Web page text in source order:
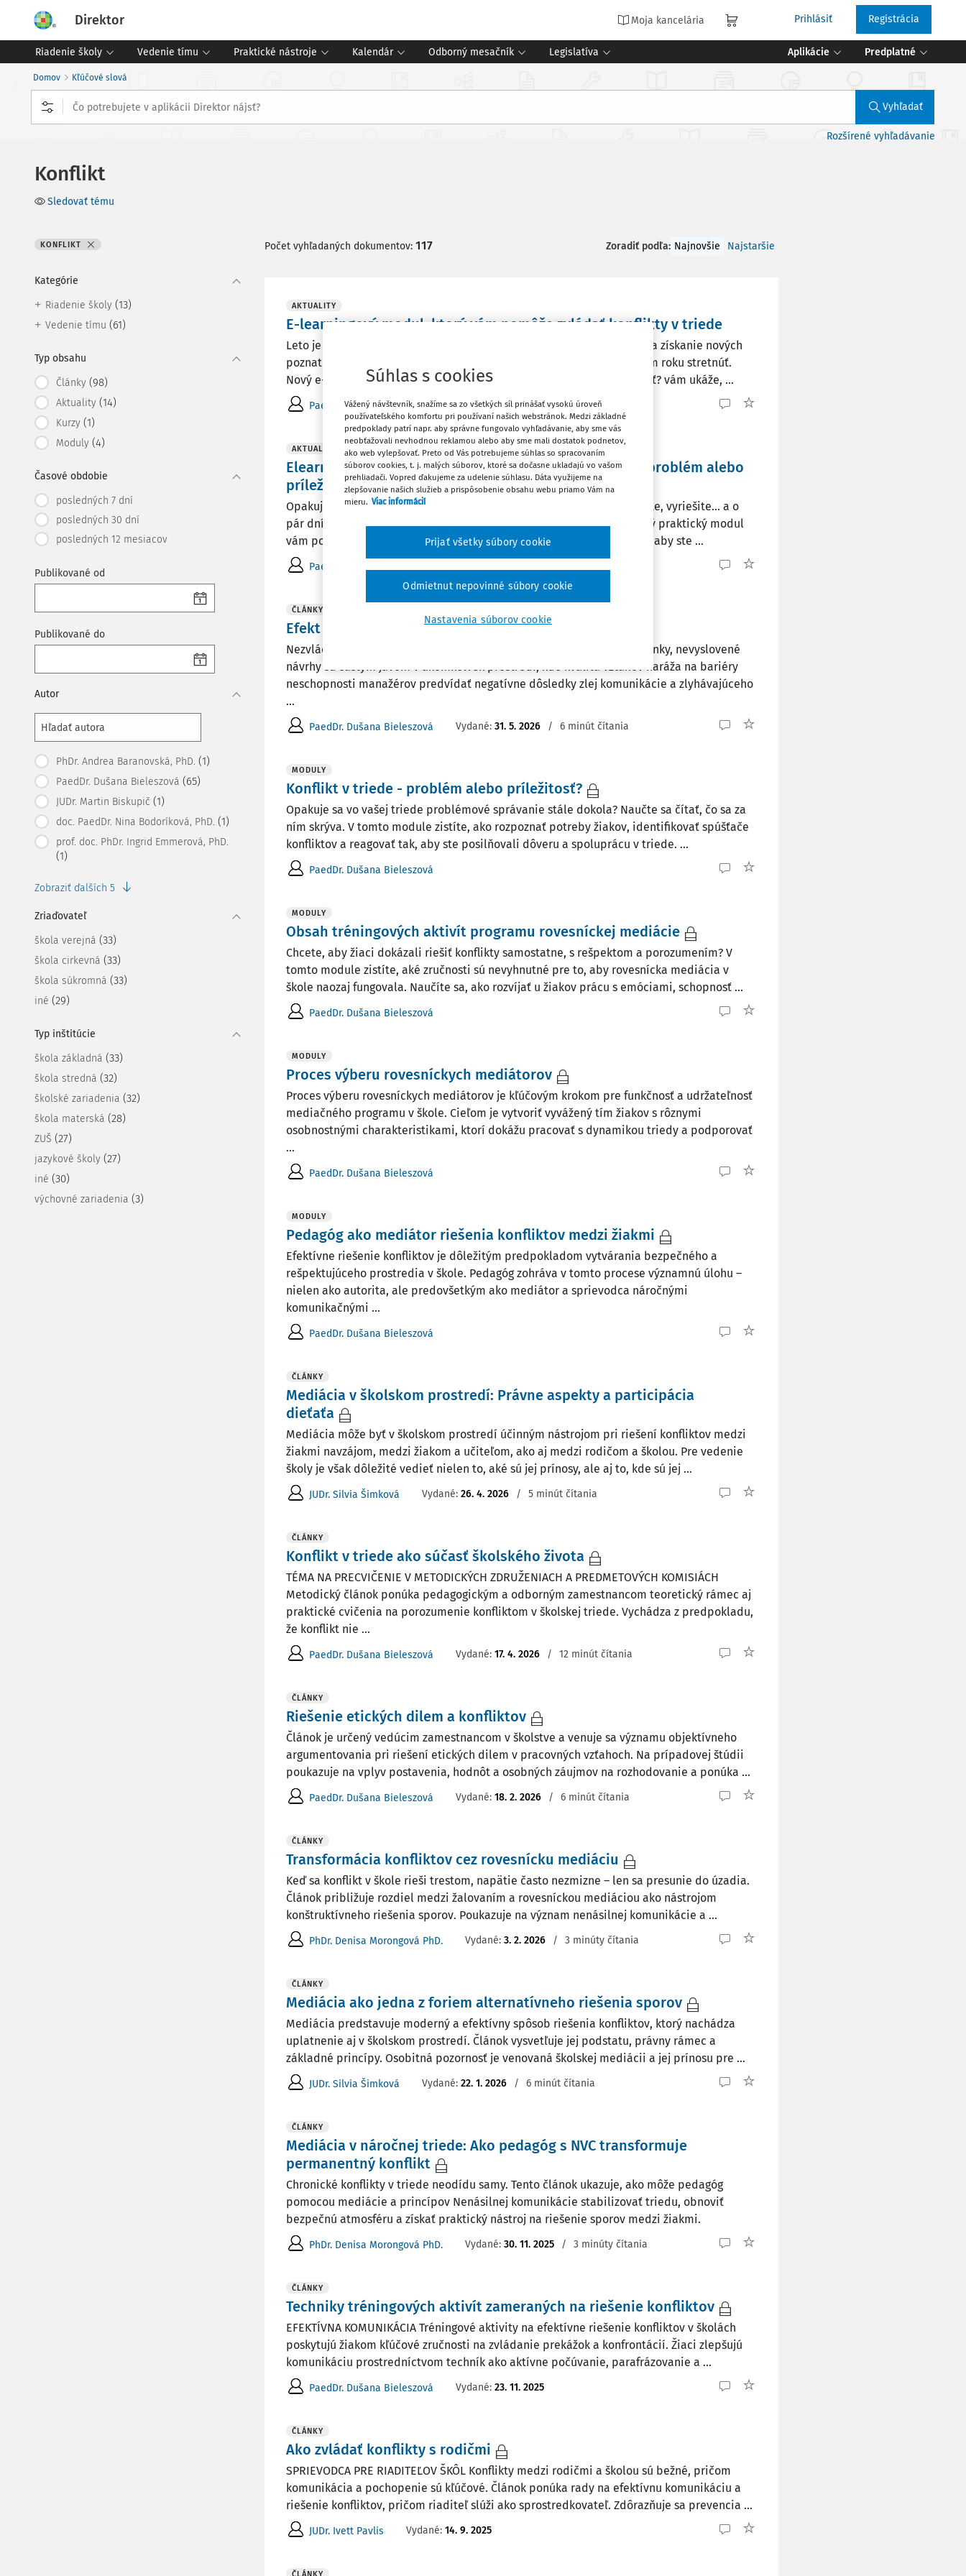
Direktor Moja kancelária Prihlásiť Registrácia
Riadenie školy Vedenie tímu Praktické nástroje Kalendár Odborný mesačník Legislatíva Aplikácie Predplatné
Domov Kľúčové slová
Vyhľadať
Rozšírené vyhľadávanie
Konflikt
Sledovať tému
KONFLIKT
Kategórie
Riadenie školy (13)
Vedenie tímu (61)
Typ obsahu
Články (98)
Aktuality (14)
Kurzy (1)
Moduly (4)
Časové obdobie
posledných 7 dní
posledných 30 dní
posledných 12 mesiacov
Publikované od
Publikované do
Autor
PhDr. Andrea Baranovská, PhD. (1)
PaedDr. Dušana Bieleszová (65)
JUDr. Martin Biskupič (1)
doc. PaedDr. Nina Bodoríková, PhD. (1)
prof. doc. PhDr. Ingrid Emmerová, PhD.
(1)
Zobraziť ďalších 5
Zriaďovateľ
škola verejná (33)
škola cirkevná (33)
škola súkromná (33)
iné (29)
Typ inštitúcie
škola základná (33)
škola stredná (32)
školské zariadenia (32)
škola materská (28)
ZUŠ (27)
jazykové školy (27)
iné (30)
výchovné zariadenia (3)
Počet vyhľadaných dokumentov: 117 Zoradiť podľa: Najnovšie Najstaršie
AKTUALITY
E-learningový modul, ktorý vám pomôže zvládať konflikty v triede
Leto je ideálny čas na profesijný rozvoj. Využite pokojnejšie obdobie na získanie nových
poznatkov a pripravte sa na situácie, ktoré vás môžu v novom školskom roku stretnúť.
Nový e-learningový modul Konflikt v triede – problém alebo príležitosť? vám ukáže, ...
PaedDr. Dušana Bieleszová Vydané:19. 7. 2026 / 2 minúty čítania
AKTUALITY
Elearningové vzdelávanie v ponuke: Konflikt v triede - problém alebo
príležitosť?
Opakuje sa vo vašej triede ten istý problém stále dokola? Napomeniete, vyriešite… a o
pár dní ste tam znova? Možno neriešite príčinu, ale len dôsledok. Nový praktický modul
vám pomôže naučiť sa čítať medzi riadkami správania a reagovať tak, aby ste ...
PaedDr. Dušana Bieleszová
ČLÁNKY
Efekt motýlieho krídla a rozhodnutia riaditeľa
Nezvládnuté názorové rozdiely, pretrvávajúce spory, potláčané myšlienky, nevyslovené
návrhy sú častým javom v akomkoľvek prostredí, kde kvalita vzťahov naráža na bariéry
neschopnosti manažérov predvídať negatívne dôsledky zlej komunikácie a zlyhávajúceho
...
PaedDr. Dušana Bieleszová Vydané: 31. 5. 2026 / 6 minút čítania
MODULY
Konflikt v triede - problém alebo príležitosť?
Opakuje sa vo vašej triede problémové správanie stále dokola? Naučte sa čítať, čo sa za
ním skrýva. V tomto module zistíte, ako rozpoznať potreby žiakov, identifikovať spúšťače
konfliktov a reagovať tak, aby ste posilňovali dôveru a spoluprácu v triede. ...
PaedDr. Dušana Bieleszová
MODULY
Obsah tréningových aktivít programu rovesníckej mediácie
Chcete, aby žiaci dokázali riešiť konflikty samostatne, s rešpektom a porozumením? V
tomto module zistíte, aké zručnosti sú nevyhnutné pre to, aby rovesnícka mediácia v
škole naozaj fungovala. Naučíte sa, ako rozvíjať u žiakov prácu s emóciami, schopnosť ...
PaedDr. Dušana Bieleszová
MODULY
Proces výberu rovesníckych mediátorov
Proces výberu rovesníckych mediátorov je kľúčovým krokom pre funkčnosť a udržateľnosť
mediačného programu v škole. Cieľom je vytvoriť vyvážený tím žiakov s rôznymi
osobnostnými charakteristikami, ktorí dokážu pracovať s dynamikou triedy a podporovať
...
PaedDr. Dušana Bieleszová
MODULY
Pedagóg ako mediátor riešenia konfliktov medzi žiakmi
Efektívne riešenie konfliktov je dôležitým predpokladom vytvárania bezpečného a
rešpektujúceho prostredia v škole. Pedagóg zohráva v tomto procese významnú úlohu –
nielen ako autorita, ale predovšetkým ako mediátor a sprievodca náročnými
komunikačnými ...
PaedDr. Dušana Bieleszová
ČLÁNKY
Mediácia v školskom prostredí: Právne aspekty a participácia
dieťaťa
Mediácia môže byť v školskom prostredí účinným nástrojom pri riešení konfliktov medzi
žiakmi navzájom, medzi žiakom a učiteľom, ako aj medzi rodičom a školou. Pre vedenie
školy je však dôležité vedieť nielen to, aké sú jej prínosy, ale aj to, kde sú jej ...
JUDr. Silvia Šimková Vydané: 26. 4. 2026 / 5 minút čítania
ČLÁNKY
Konflikt v triede ako súčasť školského života
TÉMA NA PRECVIČENIE V METODICKÝCH ZDRUŽENIACH A PREDMETOVÝCH KOMISIÁCH
Metodický článok ponúka pedagogickým a odborným zamestnancom teoretický rámec aj
praktické cvičenia na porozumenie konfliktom v školskej triede. Vychádza z predpokladu,
že konflikt nie ...
PaedDr. Dušana Bieleszová Vydané: 17. 4. 2026 / 12 minút čítania
ČLÁNKY
Riešenie etických dilem a konfliktov
Článok je určený vedúcim zamestnancom v školstve a venuje sa významu objektívneho
argumentovania pri riešení etických dilem v pracovných vzťahoch. Na prípadovej štúdii
poukazuje na vplyv postavenia, hodnôt a osobných záujmov na rozhodovanie a ponúka ...
PaedDr. Dušana Bieleszová Vydané: 18. 2. 2026 / 6 minút čítania
ČLÁNKY
Transformácia konfliktov cez rovesnícku mediáciu
Keď sa konflikt v škole rieši trestom, napätie často nezmizne – len sa presunie do úzadia.
Článok približuje rozdiel medzi žalovaním a rovesníckou mediáciou ako nástrojom
konštruktívneho riešenia sporov. Poukazuje na význam nenásilnej komunikácie a ...
PhDr. Denisa Morongová PhD. Vydané: 3. 2. 2026 / 3 minúty čítania
ČLÁNKY
Mediácia ako jedna z foriem alternatívneho riešenia sporov
Mediácia predstavuje moderný a efektívny spôsob riešenia konfliktov, ktorý nachádza
uplatnenie aj v školskom prostredí. Článok vysvetľuje jej podstatu, právny rámec a
základné princípy. Osobitná pozornosť je venovaná školskej mediácii a jej prínosu pre ...
JUDr. Silvia Šimková Vydané: 22. 1. 2026 / 6 minút čítania
ČLÁNKY
Mediácia v náročnej triede: Ako pedagóg s NVC transformuje
permanentný konflikt
Chronické konflikty v triede neodídu samy. Tento článok ukazuje, ako môže pedagóg
pomocou mediácie a princípov Nenásilnej komunikácie stabilizovať triedu, obnoviť
bezpečnú atmosféru a získať praktický nástroj na riešenie sporov medzi žiakmi.
PhDr. Denisa Morongová PhD. Vydané: 30. 11. 2025 / 3 minúty čítania
ČLÁNKY
Techniky tréningových aktivít zameraných na riešenie konfliktov
EFEKTÍVNA KOMUNIKÁCIA Tréningové aktivity na efektívne riešenie konfliktov v školách
poskytujú žiakom kľúčové zručnosti na zvládanie prekážok a konfrontácií. Žiaci zlepšujú
komunikáciu prostredníctvom techník ako aktívne počúvanie, parafrázovanie a ...
PaedDr. Dušana Bieleszová Vydané: 23. 11. 2025
ČLÁNKY
Ako zvládať konflikty s rodičmi
SPRIEVODCA PRE RIADITEĽOV ŠKÔL Konflikty medzi rodičmi a školou sú bežné, pričom
komunikácia a pochopenie sú kľúčové. Článok ponúka rady na efektívnu komunikáciu a
riešenie konfliktov, pričom riaditeľ slúži ako sprostredkovateľ. Zdôrazňuje sa prevencia ...
JUDr. Ivett Pavlis Vydané: 14. 9. 2025
Súhlas s cookies
Vážený návštevník, snažíme sa zo všetkých síl prinášať vysokú úroveň
používateľského komfortu pri používaní našich webstránok. Medzi základné
predpoklady patrí napr. aby správne fungovalo vyhľadávanie, aby sme vás
neobťažovali nevhodnou reklamou alebo aby sme mali dostatok podnetov,
ako web vylepšovať. Preto od Vás potrebujeme súhlas so spracovaním
súborov cookies, t. j. malých súborov, ktoré sa dočasne ukladajú vo vašom
prehliadači. Vopred ďakujeme za udelenie súhlasu. Dáta využijeme na
zlepšovanie našich služieb a prispôsobenie obsahu webu priamo Vám na
mieru. Viac informácií
Nastavenia súborov cookie
Odmietnut nepovinné súbory cookie
Prijať všetky súbory cookie